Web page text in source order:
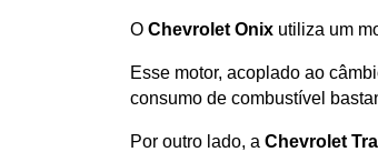
O Chevrolet Onix utiliza um
Esse motor, acoplado ao
consumo de combustível
Por outro lado, a Chevrolet